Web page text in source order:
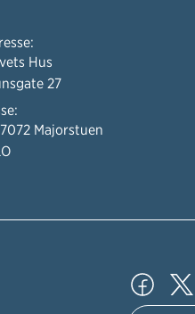
Hus
27
Majorstuen